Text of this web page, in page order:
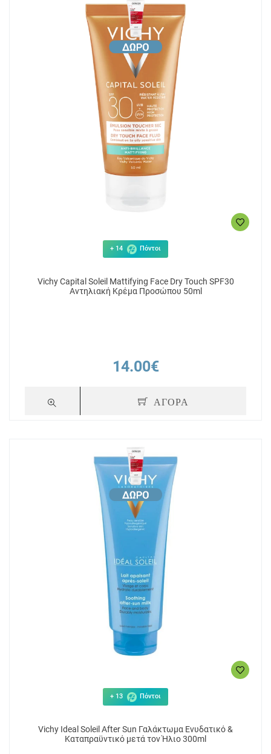
+ 14 Πόντοι
Vichy Capital Soleil Mattifying Face Dry Touch SPF30
Αντηλιακή Κρέμα Προσώπου 50ml
14.00€
ΑΓΟΡΑ
+ 13 Πόντοι
Vichy Ideal Soleil After Sun Γαλάκτωμα Ενυδατικό &
Καταπραϋντικό μετά τον Ήλιο 300ml